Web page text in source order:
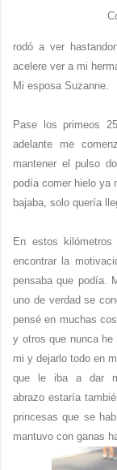
rodó a ver
acelere ver a mi
Mi esposa Suzanne.
Pase los primeos
adelante me
mantener el pulso
podía comer hielo ya
bajaba, solo quería
En estos
encontrar la
pensaba que podía.
uno de verdad se
pensé en muchas
y otros que nunca
mi y dejarlo todo en
que le iba a dar
abrazo estaría
princesas que se
mantuvo con ganas